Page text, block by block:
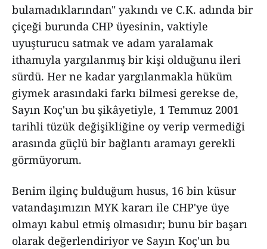
bulamadıklarından" yakındı ve C.K. adında bir
çiçeği burunda CHP üyesinin, vaktiyle
uyuşturucu satmak ve adam yaralamak
ithamıyla yargılanmış bir kişi olduğunu ileri
sürdü. Her ne kadar yargılanmakla hüküm
giymek arasındaki farkı bilmesi gerekse de,
Sayın Koç'un bu şikâyetiyle, 1 Temmuz 2001
tarihli tüzük değişikliğine oy verip vermediği
arasında güçlü bir bağlantı aramayı gerekli
görmüyorum.
Benim ilginç bulduğum husus, 16 bin küsur
vatandaşımızın MYK kararı ile CHP'ye üye
olmayı kabul etmiş olmasıdır; bunu bir başarı
olarak değerlendiriyor ve Sayın Koç'un bu